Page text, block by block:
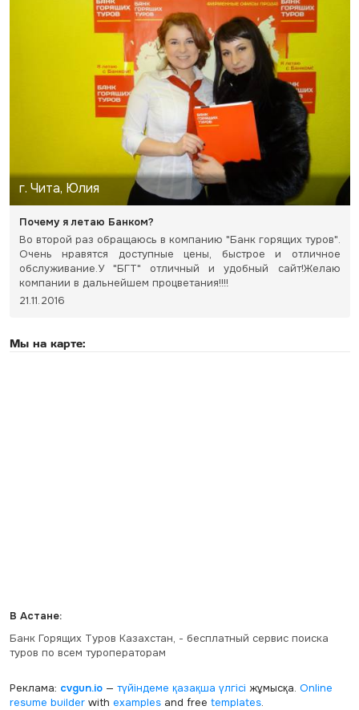
г. Чита, Юлия
Почему я летаю Банком?
Во второй раз обращаюсь в компанию "Банк горящих туров".
Очень нравятся доступные цены, быстрое и отличное
обслуживание.У "БГТ" отличный и удобный сайт!Желаю
компании в дальнейшем процветания!!!!
21.11.2016
Мы на карте:
В Астане:
Банк Горящих Туров Казахстан, - бесплатный сервис поиска
туров по всем туроператорам
Реклама: cvgun.io— түйіндеме қазақша үлгісі жұмысқа. Online
resume builderwith examplesand free templates.